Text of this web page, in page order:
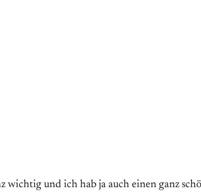
wichtig und ich hab ja auch einen ganz